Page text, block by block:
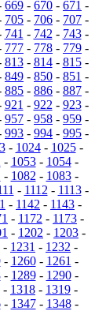
669 - 670 - 671 -
705 - 706 - 707 -
741 - 742 - 743-
777 - 778 - 779 -
813- 814- 815-
849 - 850 - 851 -
885 - 886 - 887 -
921 - 922 - 923-
957 - 958 - 959 -
993 - 994 - 995 -
- 1024- 1025-
- 1053- 1054-
- 1082 - 1083-
- 1112 - 1113-
- 1142 - 1143 -
- 1172 - 1173 -
- 1202 - 1203 -
- 1231 - 1232 -
- 1260- 1261 -
- 1289- 1290-
- 1318 - 1319 -
- 1347- 1348-